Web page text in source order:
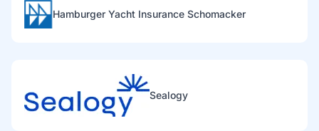
Hamburger Yacht Insurance Schomacker
Sealogy